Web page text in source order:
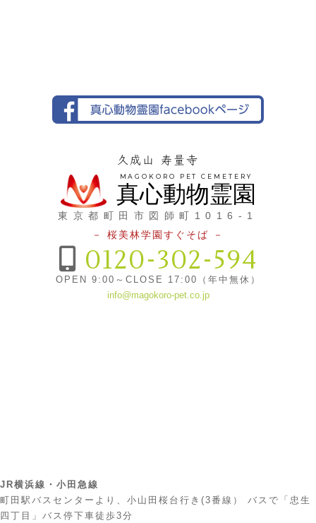
久成山 寿量寺
MAGOKORO PET CEMETERY
真心動物霊園
東京都町田市図師町1016-1
－ 桜美林学園すぐそば －
0120-302-594
OPEN 9:00～CLOSE 17:00（年中無休）
info@magokoro-pet.co.jp
JR横浜線・小田急線
町田駅バスセンターより、小山田桜台行き(3番線） バスで「忠生
四丁目」バス停下車徒歩3分